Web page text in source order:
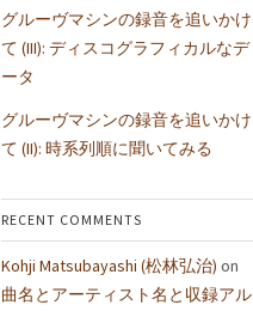
グルーヴマシンの録音を追いかけ
て (III): ディスコグラフィカルなデ
ータ
グルーヴマシンの録音を追いかけ
て (II): 時系列順に聞いてみる
RECENT COMMENTS
Kohji Matsubayashi (松林弘治) on
曲名とアーティスト名と収録アル